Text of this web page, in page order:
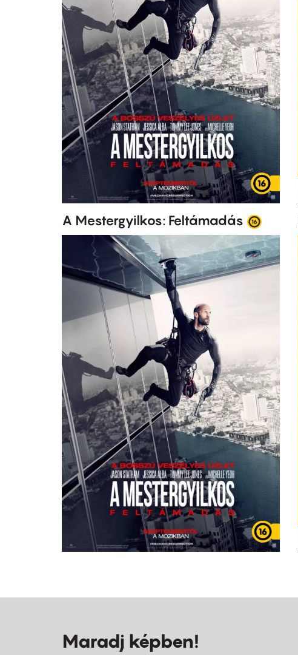
A Mestergyilkos: Feltámadás
Maradj képben!